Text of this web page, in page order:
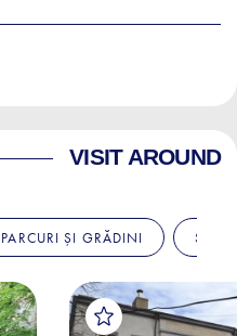
VISIT AROUND
PARCURI ȘI GRĂDINI